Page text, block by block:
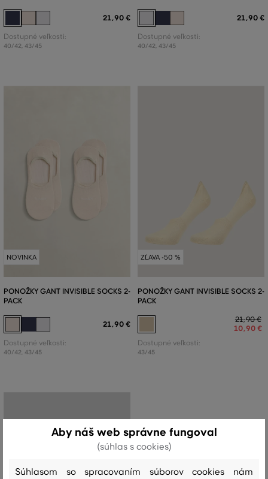
21,90 €
Dostupné veľkosti:
40/42, 43/45
21,90 €
Dostupné veľkosti:
40/42, 43/45
NOVINKA
PONOŽKY GANT INVISIBLE SOCKS 2-
PACK
21,90 €
Dostupné veľkosti:
40/42, 43/45
ZĽAVA -50 %
PONOŽKY GANT INVISIBLE SOCKS 2-
PACK
21,90 €
10,90 €
Dostupné veľkosti:
43/45
Aby náš web správne fungoval
(súhlas s cookies)
Súhlasom so spracovaním súborov cookies nám